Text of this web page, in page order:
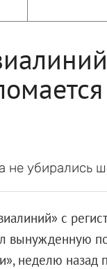
не убирались
с
вынужденную
неделю назад